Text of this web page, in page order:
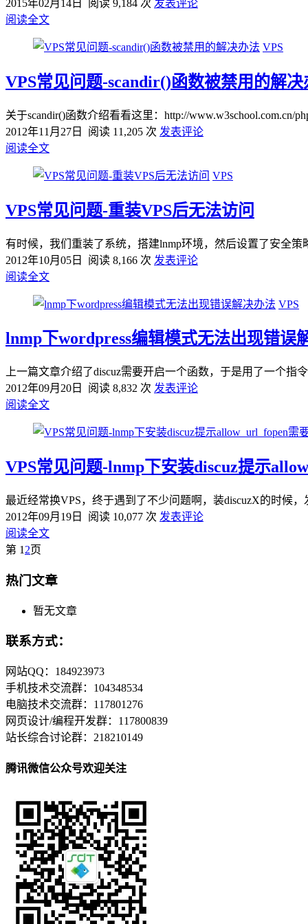
2015年02月14日 阅读 9,184 次 发表评论
阅读全文
VPS
VPS常见问题-scandir()函数被禁用的解决
关于scandir()函数介绍看看这里：http://www.w3school.com.cn/
2012年11月27日
阅读 11,205 次 发表评论
阅读全文
VPS
VPS常见问题-重装VPS后无法访问
有时候，我们重装了系统，搭建lnmp环境，然后设置了安全
2012年10月05日
阅读 8,166 次 发表评论
阅读全文
VPS
lnmp下wordpress编辑模式无法出现错误
上一篇文章介绍了discuz需要开启一个函数，于是用了一个
2012年09月20日
阅读 8,832 次 发表评论
阅读全文
VPS常见问题-lnmp下安装discuz提示
最近经常换VPS，终于遇到了不少问题啊，装discuzX的时候
2012年09月19日
阅读 10,077 次 发表评论
阅读全文
第 1 2页
热门文章
暂无文章
联系方式：
网站QQ：184923973
手机技术交流群：104348534
电脑技术交流群：117801276
网页设计/编程开发群：117800839
站长综合讨论群：218210149
腾讯微信公众号欢迎关注